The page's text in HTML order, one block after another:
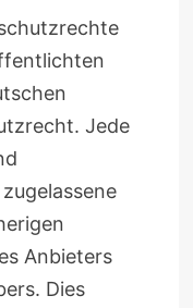
Jede
Anbieters
Dies